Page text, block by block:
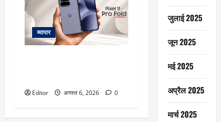
व्यापार
Editor अगस्त 6, 2026 0
जुलाई 2025
जून 2025
मई 2025
अप्रैल 2025
मार्च 2025